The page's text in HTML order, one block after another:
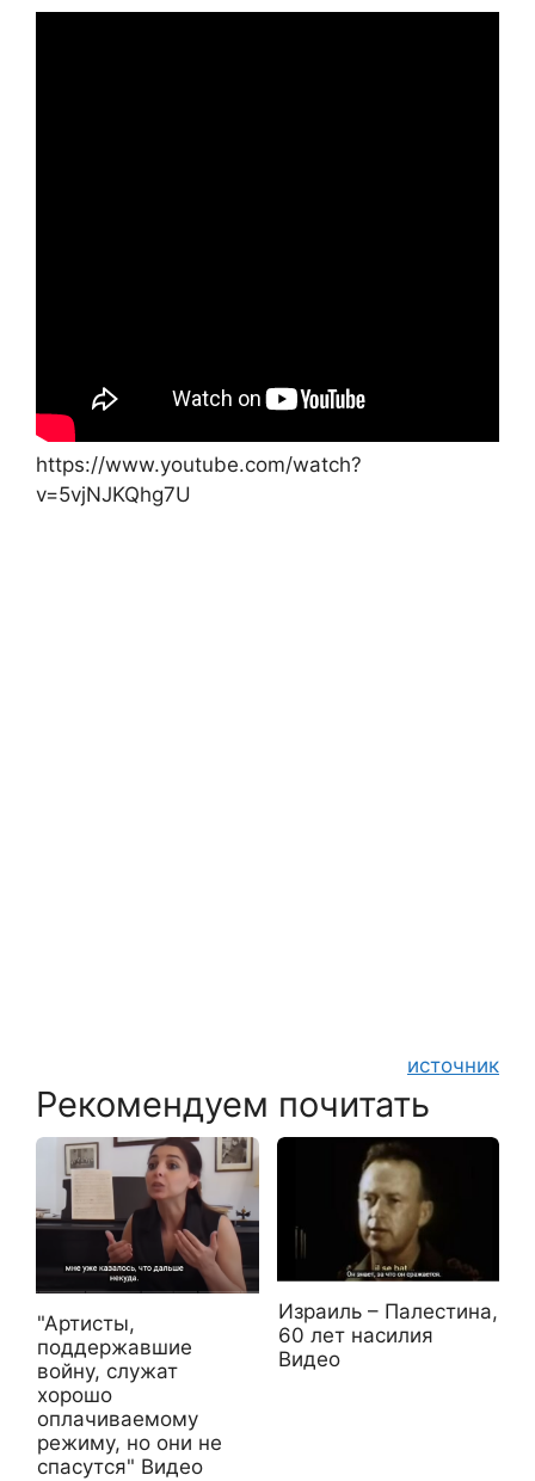
https://www.youtube.com/watch?
v=5vjNJKQhg7U
источник
Рекомендуем почитать
"Артисты,
поддержавшие
войну, служат
хорошо
оплачиваемому
режиму, но они не
спасутся" Видео
Израиль – Палестина,
60 лет насилия
Видео